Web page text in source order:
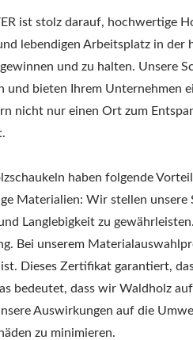
ist stolz darauf, hochwertige
lebendigen Arbeitsplatz in der
und zu halten. Unsere
und bieten Ihrem Unternehmen
nicht nur einen Ort zum
haben folgende
Materialien: Wir stellen unsere
Langlebigkeit zu
Bei unserem
Dieses Zertifikat garantiert,
bedeutet, dass wir Waldholz
Auswirkungen auf die
zu minimieren.